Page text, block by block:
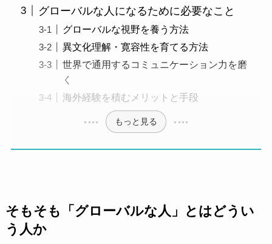
グローバルな人になるために必要なこと
グローバルな視野を養う方法
異文化理解・寛容性を育てる方法
世界で通用するコミュニケーション力を磨
く
海外経験を積むメリットと手段
もっと見る
そもそも「グローバルな人」とはどうい
う人か